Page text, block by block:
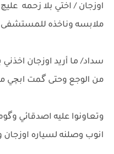
اوزجان / اختي بلا زحمه
ملابسه وناخذه للمستشفى
سداد/ ما أريد اوزجان
من الوجع وحتى گمت ابچي
وتعاونوا عليه اصدقائي
انوب وصلنه لسياره اوزجان